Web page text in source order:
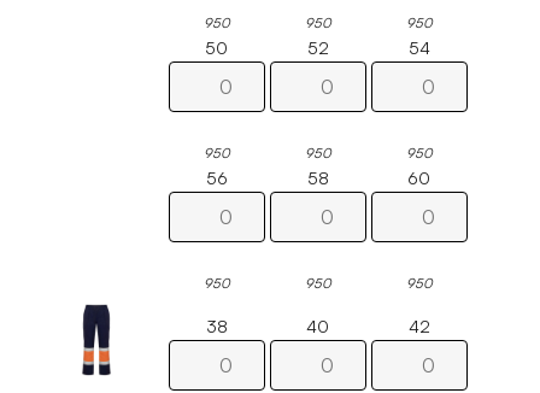
950 950 950
50
950
52
950
54
950
56
950
58
950
60
950
38 40 42